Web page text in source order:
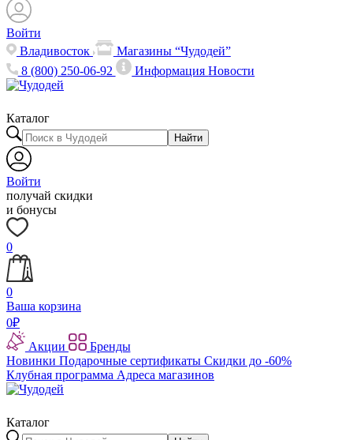
Войти
Владивосток
Магазины “Чудодей”
8 (800) 250-06-92
ИнформацияНовости
Каталог
Найти
Войти
получай скидки
и бонусы
0
0
Ваша корзина
0₽
Акции
Бренды
Новинки Подарочные сертификаты Скидки до -60%
Клубная программа Адреса магазинов
Каталог